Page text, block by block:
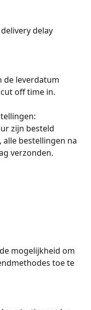
delay
de leverdatum
off time in.
zijn besteld
bestellingen na
verzonden.
mogelijkheid om
toe te